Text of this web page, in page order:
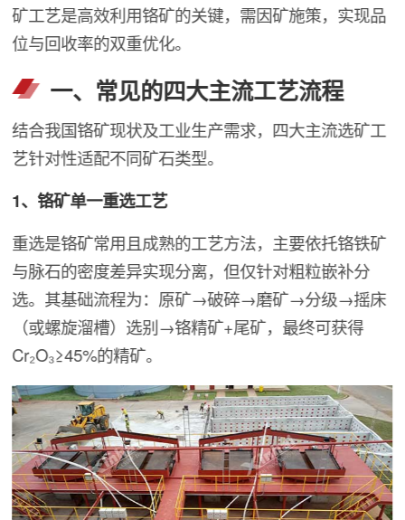
矿工艺是高效利用铬矿的关键，需因矿施策，实现品
位与回收率的双重优化。
一、常见的四大主流工艺流程
结合我国铬矿现状及工业生产需求，四大主流选矿工
艺针对性适配不同矿石类型。
1、铬矿单一重选工艺
重选是铬矿常用且成熟的工艺方法，主要依托铬铁矿
与脉石的密度差异实现分离，但仅针对粗粒嵌补分
选。其基础流程为：原矿→破碎→磨矿→分级→摇床
（或螺旋溜槽）选别→铬精矿+尾矿，最终可获得
Cr₂O₃≥45%的精矿。